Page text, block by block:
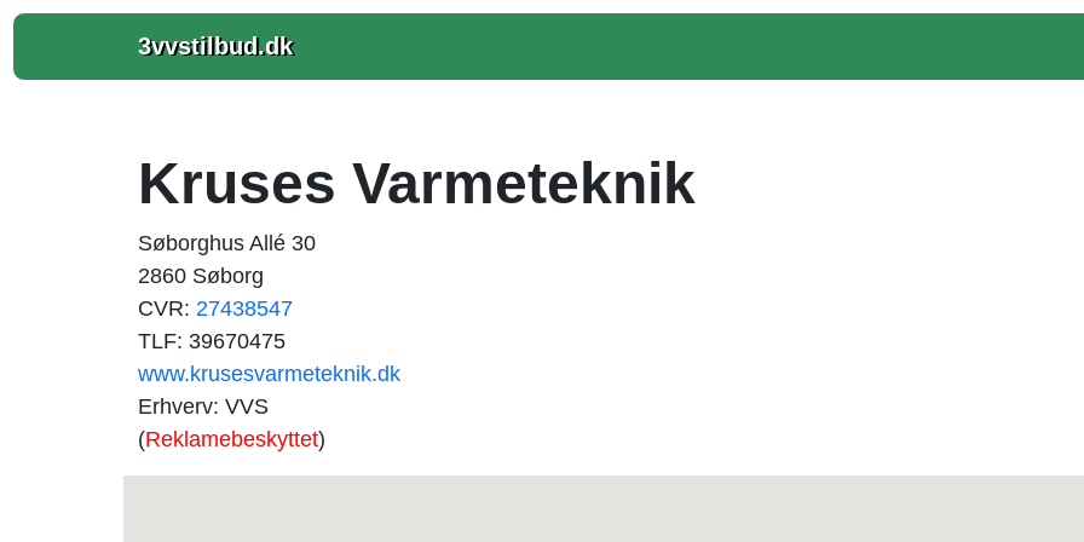
3vvstilbud.dk
Kruses Varmeteknik
Søborghus Allé 30
2860 Søborg
CVR: 27438547
TLF: 39670475
www.krusesvarmeteknik.dk
Erhverv: VVS
(Reklamebeskyttet)